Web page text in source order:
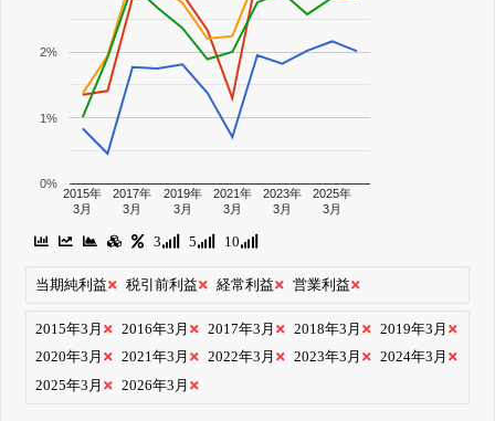
2015年
3月
2017年
3月
2019年
3月
2021年
3月
2023年
3月
2025年
3月
0%
1%
2%
3 5 10
当期純利益 税引前利益 経常利益 営業利益
2015年3月 2016年3月 2017年3月 2018年3月
2019年3月
2020年3月
2021年3月 2022年3月 2023年3月
2024年3月
2025年3月
2026年3月